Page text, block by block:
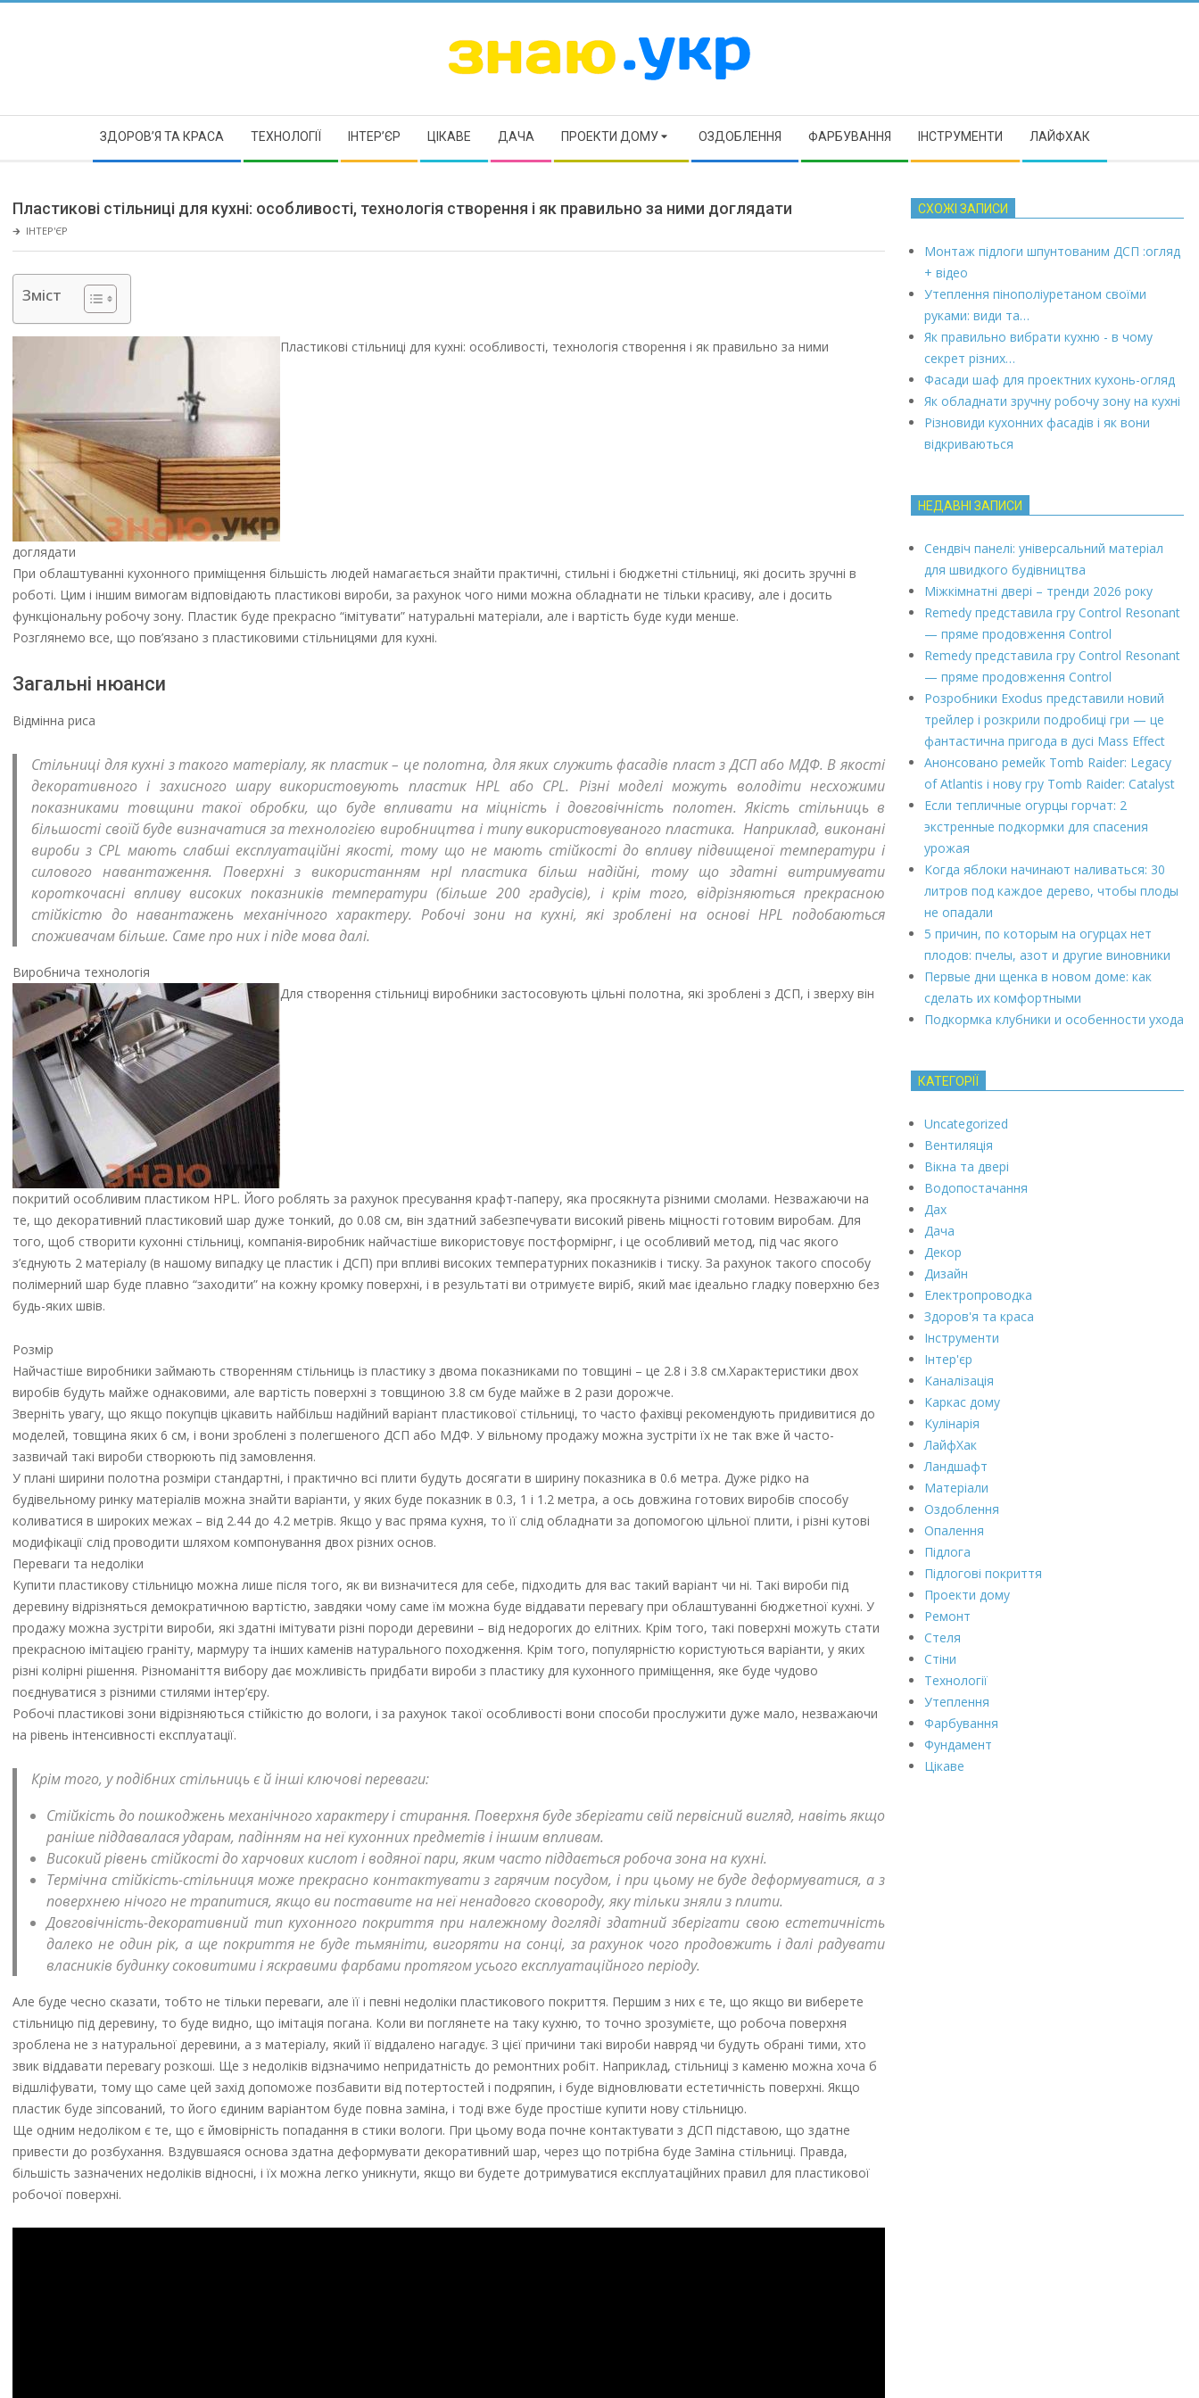
ЗНАЮ
ЗДОРОВ’Я ТА КРАСА ТЕХНОЛОГІЇ ІНТЕР’ЄР ЦІКАВЕ ДАЧА ПРОЕКТИ ДОМУ ОЗДОБЛЕННЯ ФАРБУВАННЯ ІНСТРУМЕНТИ ЛАЙФХАК
Пластикові стільниці для кухні: особливості, технологія створення і як правильно за ними доглядати
🡲 ІНТЕР'ЄР
Зміст
Пластикові стільниці для кухні: особливості, технологія створення і як правильно за ними
доглядати
При облаштуванні кухонного приміщення більшість людей намагається знайти практичні, стильні і бюджетні стільниці, які досить зручні в
роботі. Цим і іншим вимогам відповідають пластикові вироби, за рахунок чого ними можна обладнати не тільки красиву, але і досить
функціональну робочу зону. Пластик буде прекрасно “імітувати” натуральні матеріали, але і вартість буде куди менше.
Розглянемо все, що пов’язано з пластиковими стільницями для кухні.
Загальні нюанси
Відмінна риса
Стільниці для кухні з такого матеріалу, як пластик – це полотна, для яких служить фасадів пласт з ДСП або МДФ. В якості
декоративного і захисного шару використовують пластик НРL або СРL. Різні моделі можуть володіти несхожими
показниками товщини такої обробки, що буде впливати на міцність і довговічність полотен. Якість стільниць в
більшості своїй буде визначатися за технологією виробництва і типу використовуваного пластика. Наприклад, виконані
вироби з СРL мають слабші експлуатаційні якості, тому що не мають стійкості до впливу підвищеної температури і
силового навантаження. Поверхні з використанням нрl пластика більш надійні, тому що здатні витримувати
короткочасні впливу високих показників температури (більше 200 градусів), і крім того, відрізняються прекрасною
стійкістю до навантажень механічного характеру. Робочі зони на кухні, які зроблені на основі НРL подобаються
споживачам більше. Саме про них і піде мова далі.
Виробнича технологія
Для створення стільниці виробники застосовують цільні полотна, які зроблені з ДСП, і зверху він
покритий особливим пластиком НРL. Його роблять за рахунок пресування крафт-паперу, яка просякнута різними смолами. Незважаючи на
те, що декоративний пластиковий шар дуже тонкий, до 0.08 см, він здатний забезпечувати високий рівень міцності готовим виробам. Для
того, щоб створити кухонні стільниці, компанія-виробник найчастіше використовує постформірнг, і це особливий метод, під час якого
з’єднують 2 матеріалу (в нашому випадку це пластик і ДСП) при впливі високих температурних показників і тиску. За рахунок такого способу
полімерний шар буде плавно “заходити” на кожну кромку поверхні, і в результаті ви отримуєте виріб, який має ідеально гладку поверхню без
будь-яких швів.
Розмір
Найчастіше виробники займають створенням стільниць із пластику з двома показниками по товщині – це 2.8 і 3.8 см.Характеристики двох
виробів будуть майже однаковими, але вартість поверхні з товщиною 3.8 см буде майже в 2 рази дорожче.
Зверніть увагу, що якщо покупців цікавить найбільш надійний варіант пластикової стільниці, то часто фахівці рекомендують придивитися до
моделей, товщина яких 6 см, і вони зроблені з полегшеного ДСП або МДФ. У вільному продажу можна зустріти їх не так вже й часто-
зазвичай такі вироби створюють під замовлення.
У плані ширини полотна розміри стандартні, і практично всі плити будуть досягати в ширину показника в 0.6 метра. Дуже рідко на
будівельному ринку матеріалів можна знайти варіанти, у яких буде показник в 0.3, 1 і 1.2 метра, а ось довжина готових виробів способу
коливатися в широких межах – від 2.44 до 4.2 метрів. Якщо у вас пряма кухня, то її слід обладнати за допомогою цільної плити, і різні кутові
модифікації слід проводити шляхом компонування двох різних основ.
Переваги та недоліки
Купити пластикову стільницю можна лише після того, як ви визначитеся для себе, підходить для вас такий варіант чи ні. Такі вироби під
деревину відрізняться демократичною вартістю, завдяки чому саме їм можна буде віддавати перевагу при облаштуванні бюджетної кухні. У
продажу можна зустріти вироби, які здатні імітувати різні породи деревини – від недорогих до елітних. Крім того, такі поверхні можуть стати
прекрасною імітацією граніту, мармуру та інших каменів натурального походження. Крім того, популярністю користуються варіанти, у яких
різні колірні рішення. Різноманіття вибору дає можливість придбати вироби з пластику для кухонного приміщення, яке буде чудово
поєднуватися з різними стилями інтер’єру.
Робочі пластикові зони відрізняються стійкістю до вологи, і за рахунок такої особливості вони способи прослужити дуже мало, незважаючи
на рівень інтенсивності експлуатації.
Крім того, у подібних стільниць є й інші ключові переваги:
Стійкість до пошкоджень механічного характеру і стирання. Поверхня буде зберігати свій первісний вигляд, навіть якщо
раніше піддавалася ударам, падінням на неї кухонних предметів і іншим впливам.
Високий рівень стійкості до харчових кислот і водяної пари, яким часто піддається робоча зона на кухні.
Термічна стійкість-стільниця може прекрасно контактувати з гарячим посудом, і при цьому не буде деформуватися, а з
поверхнею нічого не трапитися, якщо ви поставите на неї ненадовго сковороду, яку тільки зняли з плити.
Довговічність-декоративний тип кухонного покриття при належному догляді здатний зберігати свою естетичність
далеко не один рік, а ще покриття не буде тьмяніти, вигоряти на сонці, за рахунок чого продовжить і далі радувати
власників будинку соковитими і яскравими фарбами протягом усього експлуатаційного періоду.
Але буде чесно сказати, тобто не тільки переваги, але її і певні недоліки пластикового покриття. Першим з них є те, що якщо ви виберете
стільницю під деревину, то буде видно, що імітація погана. Коли ви поглянете на таку кухню, то точно зрозумієте, що робоча поверхня
зроблена не з натуральної деревини, а з матеріалу, який її віддалено нагадує. З цієї причини такі вироби навряд чи будуть обрані тими, хто
звик віддавати перевагу розкоші. Ще з недоліків відзначимо непридатність до ремонтних робіт. Наприклад, стільниці з каменю можна хоча б
відшліфувати, тому що саме цей захід допоможе позбавити від потертостей і подряпин, і буде відновлювати естетичність поверхні. Якщо
пластик буде зіпсований, то його єдиним варіантом буде повна заміна, і тоді вже буде простіше купити нову стільницю.
Ще одним недоліком є те, що є ймовірність попадання в стики вологи. При цьому вода почне контактувати з ДСП підставою, що здатне
привести до розбухання. Вздувшаяся основа здатна деформувати декоративний шар, через що потрібна буде Заміна стільниці. Правда,
більшість зазначених недоліків відносні, і їх можна легко уникнути, якщо ви будете дотримуватися експлуатаційних правил для пластикової
робочої поверхні.
СХОЖІ ЗАПИСИ
Монтаж підлоги шпунтованим ДСП :огляд
+ відео
Утеплення пінополіуретаном своїми
руками: види та…
Як правильно вибрати кухню - в чому
секрет різних…
Фасади шаф для проектних кухонь-огляд
Як обладнати зручну робочу зону на кухні
Різновиди кухонних фасадів і як вони
відкриваються
НЕДАВНІ ЗАПИСИ
Сендвіч панелі: універсальний матеріал
для швидкого будівництва
Міжкімнатні двері – тренди 2026 року
Remedy представила гру Control Resonant
— пряме продовження Control
Remedy представила гру Control Resonant
— пряме продовження Control
Розробники Exodus представили новий
трейлер і розкрили подробиці гри — це
фантастична пригода в дусі Mass Effect
Анонсовано ремейк Tomb Raider: Legacy
of Atlantis і нову гру Tomb Raider: Catalyst
Если тепличные огурцы горчат: 2
экстренные подкормки для спасения
урожая
Когда яблоки начинают наливаться: 30
литров под каждое дерево, чтобы плоды
не опадали
5 причин, по которым на огурцах нет
плодов: пчелы, азот и другие виновники
Первые дни щенка в новом доме: как
сделать их комфортными
Подкормка клубники и особенности ухода
КАТЕГОРІЇ
Uncategorized
Вентиляція
Вікна та двері
Водопостачання
Дах
Дача
Декор
Дизайн
Електропроводка
Здоров'я та краса
Інструменти
Інтер'єр
Каналізація
Каркас дому
Кулінарія
ЛайфХак
Ландшафт
Матеріали
Оздоблення
Опалення
Підлога
Підлогові покриття
Проекти дому
Ремонт
Стеля
Стіни
Технології
Утеплення
Фарбування
Фундамент
Цікаве